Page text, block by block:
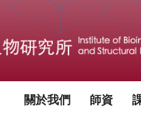
關於我們 師資